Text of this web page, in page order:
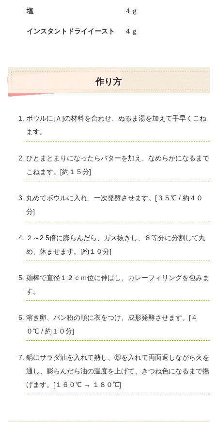
塩 ４ｇ
インスタントドライイースト ４ｇ
作り方
ボウルに[Ａ]の材料を合わせ、ぬるま湯を加えて手早くこね
ます。
ひとまとまりになったらバターを加え、なめらかになるまで
こねます。[約１５分]
丸めてボウルに入れ、一次発酵させます。[３５℃ / 約４０
分]
２～2.5倍に膨らんだら、ガス抜きし、８等分に分割して丸
め、休ませます。[約１０分]
麺棒で直径１２ｃｍ位に伸ばし、カレーフィリングを包みま
す。
溶き卵、パン粉の順に衣をつけ、成形発酵させます。[４
０℃ / 約１０分]
鍋にサラダ油を入れて熱し、⑤を入れて両面返しながら火を
通し、膨らんだら油の温度を上げて、きつね色になるまで揚
げます。[１６０℃ → １８０℃]